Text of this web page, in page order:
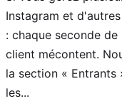
Instagram et
: chaque seconde
client mécontent.
la section « Entrants
les...